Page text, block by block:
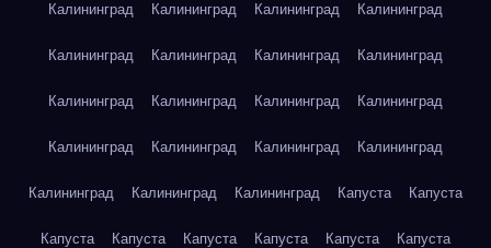
Калининград Калининград Калининград Калининград
Калининград Калининград Калининград Калининград
Калининград Калининград Калининград Калининград
Калининград Калининград Калининград Калининград
Калининград Калининград Калининград Капуста Капуста
Капуста Капуста Капуста Капуста Капуста Капуста